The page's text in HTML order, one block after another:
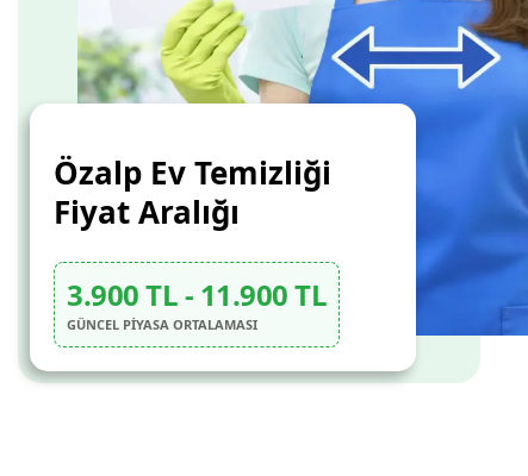
Özalp Ev Temizliği
Fiyat Aralığı
3.900 TL - 11.900 TL
GÜNCEL PİYASA ORTALAMASI